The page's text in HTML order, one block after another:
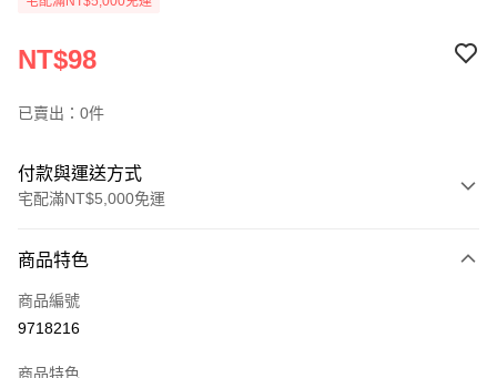
NT$98
已賣出：0件
付款與運送方式
宅配滿NT$5,000免運
信用卡一次付款
超商取貨付款
商品特色
商品編號
9718216
商品特色